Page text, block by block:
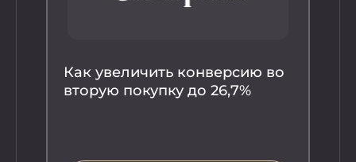
Как увеличить конверсию во
вторую покупку до 26,7%